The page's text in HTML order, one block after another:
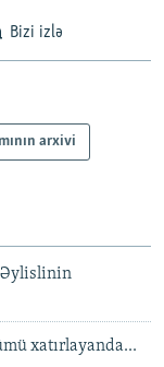
Bizi izlə
arxivi
Əylislinin
xatırlayanda...